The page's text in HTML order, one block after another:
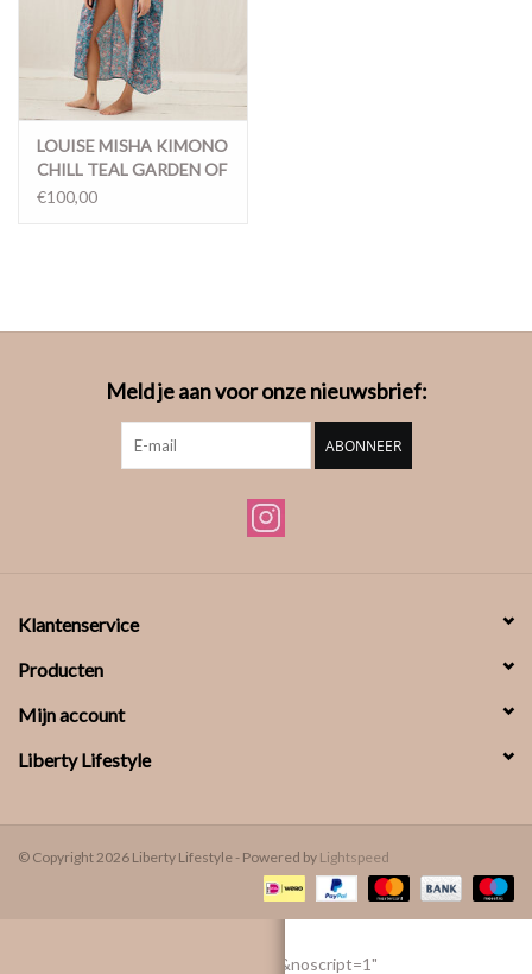
LOUISE MISHA KIMONO
CHILL TEAL GARDEN OF
EDEN
€100,00
Meld je aan voor onze nieuwsbrief:
ABONNEER
Klantenservice
Producten
Mijn account
Liberty Lifestyle
© Copyright 2026 Liberty Lifestyle - Powered by Lightspeed
id=588746246527239&ev=PageView&noscript=1"